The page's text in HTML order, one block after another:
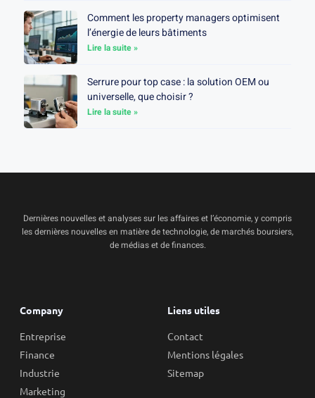
Comment les property managers optimisent
l’énergie de leurs bâtiments
Lire la suite »
Serrure pour top case : la solution OEM ou
universelle, que choisir ?
Lire la suite »
Dernières nouvelles et analyses sur les affaires et l’économie, y compris
les dernières nouvelles en matière de technologie, de marchés boursiers,
de médias et de finances.
Company
Entreprise
Finance
Industrie
Marketing
Liens utiles
Contact
Mentions légales
Sitemap